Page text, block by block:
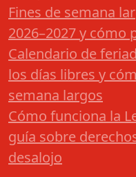
Fines de semana
2026–2027 y cómo
Calendario de
los días libres y
semana largos
Cómo funciona la
guía sobre
desalojo